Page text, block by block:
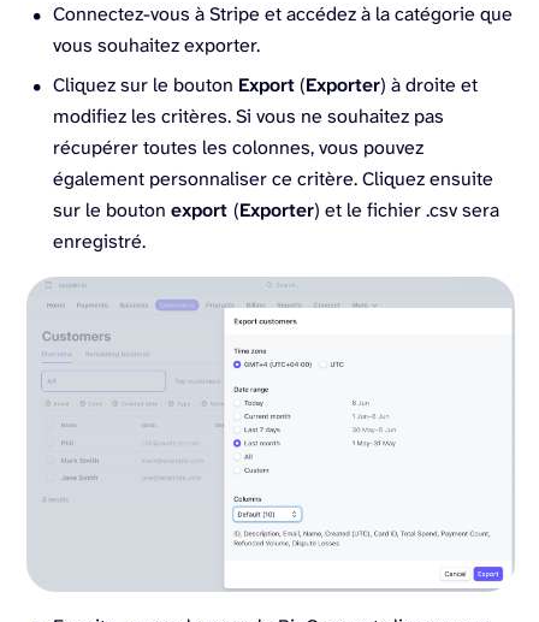
Connectez-vous à Stripe et accédez à la catégorie que
vous souhaitez exporter.
Cliquez sur le bouton Export(Exporter) à droite et
modifiez les critères. Si vous ne souhaitez pas
récupérer toutes les colonnes, vous pouvez
également personnaliser ce critère. Cliquez ensuite
sur le bouton export (Exporter) et le fichier .csv sera
enregistré.